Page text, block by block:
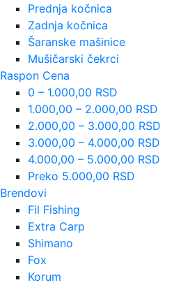
Prednja kočnica
Zadnja kočnica
Šaranske mašinice
Mušičarski čekrci
Raspon Cena
0 – 1.000,00 RSD
1.000,00 – 2.000,00 RSD
2.000,00 – 3.000,00 RSD
3.000,00 – 4.000,00 RSD
4.000,00 – 5.000,00 RSD
Preko 5.000,00 RSD
Brendovi
Fil Fishing
Extra Carp
Shimano
Fox
Korum